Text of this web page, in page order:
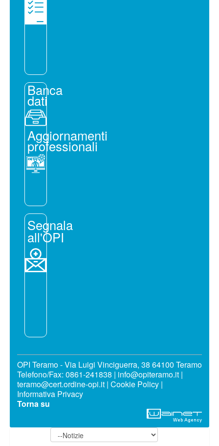
Banca
dati
Aggiornamenti
professionali
Segnala
all'OPI
OPI Teramo - Via Luigi Vinciguerra, 38 64100 Teramo
Telefono/Fax: 0861-241838 | info@opiteramo.it |
teramo@cert.ordine-opi.it | Cookie Policy |
Informativa Privacy
Torna su